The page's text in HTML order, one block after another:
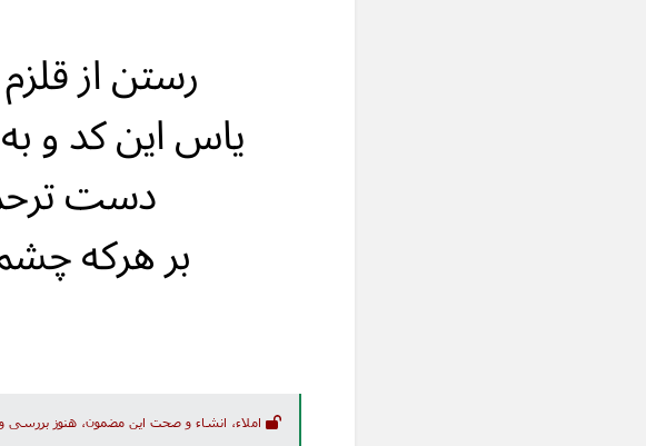
رستن از
ياس اين كد و
دست
بر هركه
املاء، انشاء و صحت این مضمون، هنوز بررسی